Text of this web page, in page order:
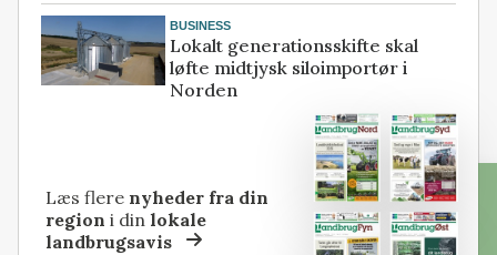
BUSINESS
Lokalt generationsskifte skal
løfte midtjysk siloimportør i
Norden
Læs flere nyheder fra din
region i dinlokale
landbrugsavis